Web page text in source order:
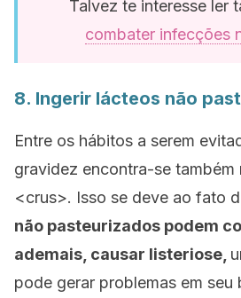
Talvez te interesse ler
combater infecções
8. Ingerir lácteos não
Entre os hábitos a serem
gravidez encontra-se também
<crus>. Isso se deve ao fato
não pasteurizados podem
ademais, causar listeriose,
pode gerar problemas em seu